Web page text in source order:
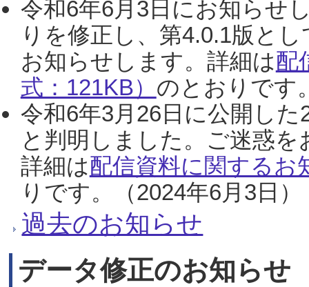
令和6年6月3日にお知らせ
りを修正し、第4.0.1版と
お知らせします。詳細は配
式：121KB） のとおりです
令和6年3月26日に公開し
と判明しました。ご迷惑
詳細は配信資料に関するお
りです。（2024年6月3日）
過去のお知らせ
データ修正のお知らせ